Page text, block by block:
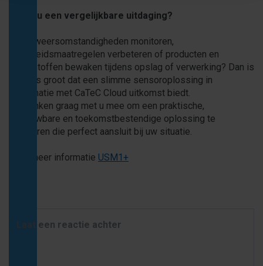
Heeft u een vergelijkbare uitdaging?
Wilt u weersomstandigheden monitoren,
veiligheidsmaatregelen verbeteren of producten en
grondstoffen bewaken tijdens opslag of verwerking? Dan is
de kans groot dat een slimme sensoroplossing in
combinatie met CaTeC Cloud uitkomst biedt.
Wij denken graag met u mee om een praktische,
betrouwbare en toekomstbestendige oplossing te
realiseren die perfect aansluit bij uw situatie.
Voor meer informatie USM1+
Laat een reactie achter